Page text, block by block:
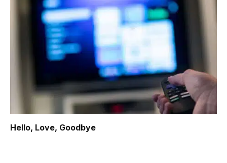
Hello, Love, Goodbye